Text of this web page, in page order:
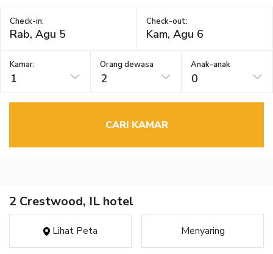
Check-in: Check-out:
Kamar:
1
Orang dewasa
2
Anak-anak
0
CARI KAMAR
2 Crestwood, IL hotel
Lihat Peta Menyaring